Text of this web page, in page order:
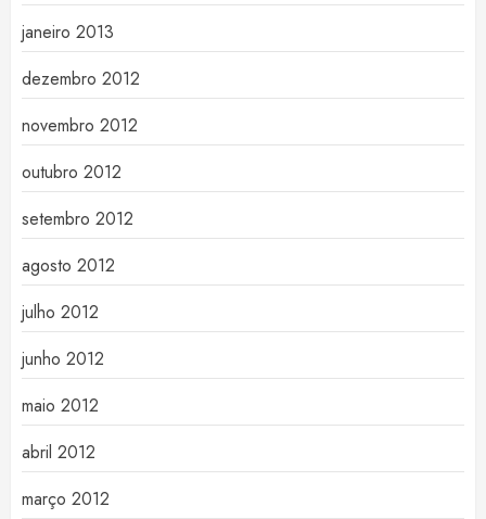
janeiro 2013
dezembro 2012
novembro 2012
outubro 2012
setembro 2012
agosto 2012
julho 2012
junho 2012
maio 2012
abril 2012
março 2012